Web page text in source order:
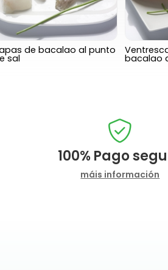
de bacalao al punto
sal bacalao
100% Pago
máis información